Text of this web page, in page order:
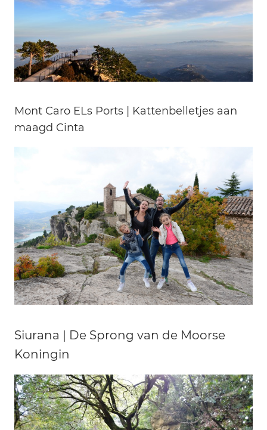
Mont Caro ELs Ports | Kattenbelletjes aan
maagd Cinta
Siurana | De Sprong van de Moorse
Koningin